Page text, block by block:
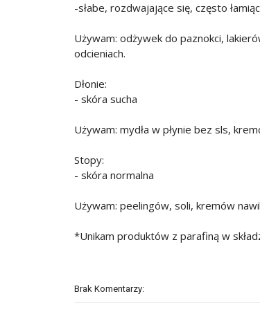
-słabe, rozdwajające się, często
Używam: odżywek do paznokci,
odcieniach.
Dłonie:
- skóra sucha
Używam: mydła w płynie bez sls,
Stopy:
- skóra normalna
Używam: peelingów, soli, kremów
*Unikam produktów z parafiną w
Brak Komentarzy: